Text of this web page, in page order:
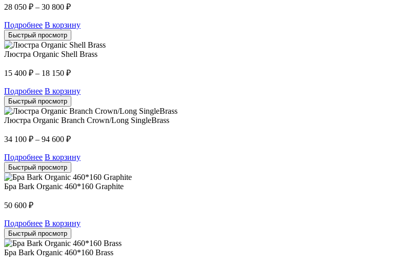
28 050 ₽ – 30 800 ₽
Подробнее В корзину
Быстрый просмотр
Люстра Organic Shell Brass
15 400 ₽ – 18 150 ₽
Подробнее В корзину
Быстрый просмотр
Люстра Organic Branch Crown/Long SingleBrass
34 100 ₽ – 94 600 ₽
Подробнее В корзину
Быстрый просмотр
Бра Bark Organic 460*160 Graphite
50 600 ₽
Подробнее В корзину
Быстрый просмотр
Бра Bark Organic 460*160 Brass